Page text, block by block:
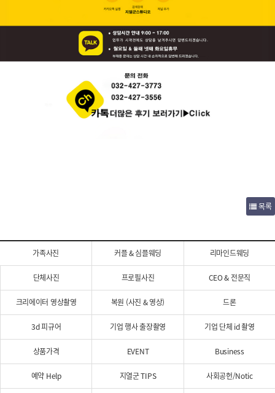
목록
가족사진 커플 & 심플웨딩 리마인드웨딩
단체사진 프로필사진 CEO & 전문직
크리에이터 영상촬영 복원 (사진 & 영상) 드론
3d 피규어 기업 행사 출장촬영 기업 단체 id 촬영
상품가격 EVENT Business
예약 Help 지열군 TIPS 사회공헌/Notic